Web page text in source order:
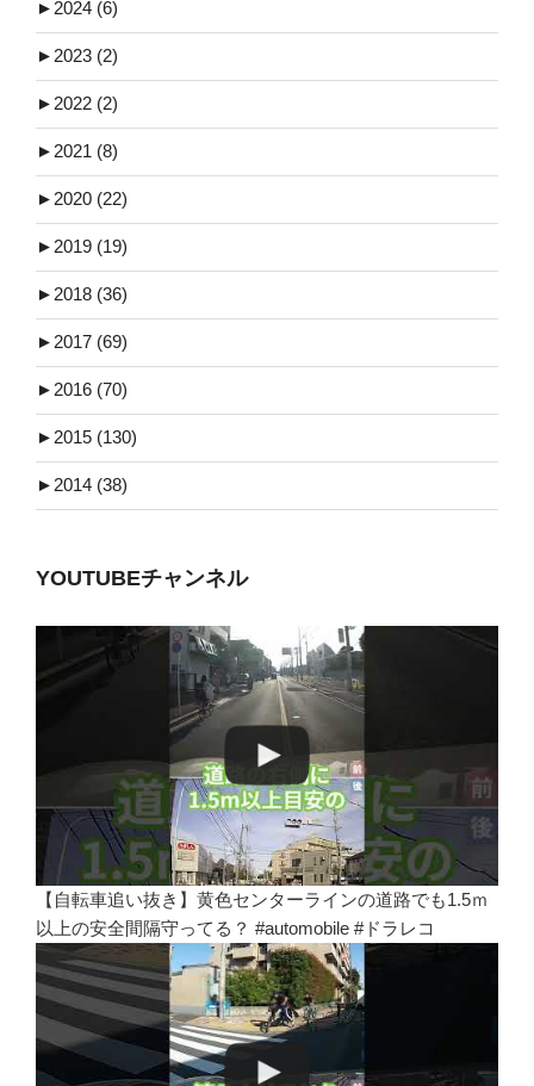
►2024 (6)
►2023 (2)
►2022 (2)
►2021 (8)
►2020 (22)
►2019 (19)
►2018 (36)
►2017 (69)
►2016 (70)
►2015 (130)
►2014 (38)
YOUTUBEチャンネル
【自転車追い抜き】黄色センターラインの道路でも1.5ｍ
以上の安全間隔守ってる？ #automobile #ドラレコ